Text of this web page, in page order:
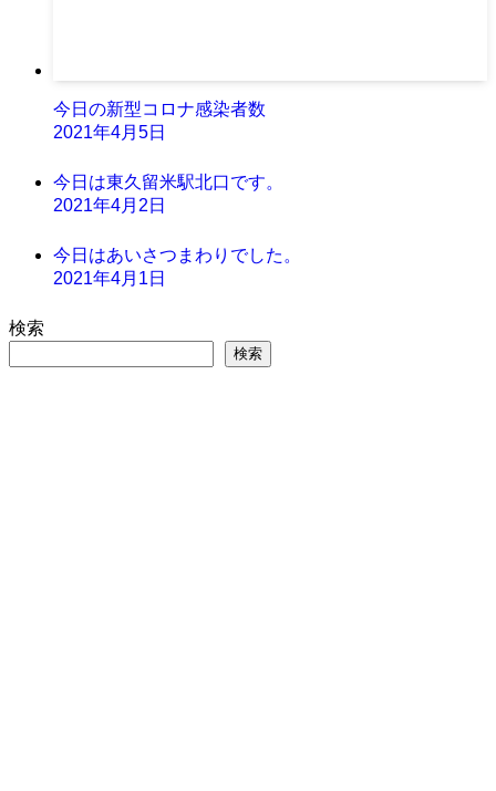
今日の新型コロナ感染者数
2021年4月5日
今日は東久留米駅北口です。
2021年4月2日
今日はあいさつまわりでした。
2021年4月1日
検索
検索